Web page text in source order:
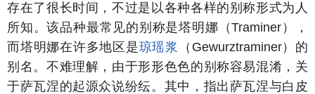
存在了很长时间，不过是以各种各样的别称形式为人
所知。该品种最常见的别称是塔明娜（Traminer），
而塔明娜在许多地区是琼瑶浆 （Gewurztraminer）的
别名。不难理解，由于形形色色的别称容易混淆，关
于萨瓦涅的起源众说纷纭。其中，指出萨瓦涅与白皮